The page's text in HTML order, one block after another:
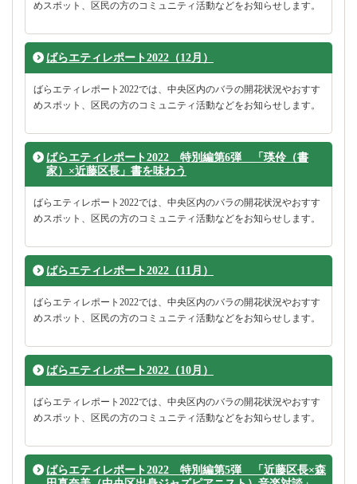
めスポット、区民の方のコミュニティ活動などをお知らせします。
ばらエティレポート2022（12月）
ばらエティレポート2022では、中央区内のバラの開花状況やおすす
めスポット、区民の方のコミュニティ活動などをお知らせします。
ばらエティレポート2022 特別編第6弾 「瑛伶（書
家）×近藤区長」書を味わう
ばらエティレポート2022では、中央区内のバラの開花状況やおすす
めスポット、区民の方のコミュニティ活動などをお知らせします。
ばらエティレポート2022（11月）
ばらエティレポート2022では、中央区内のバラの開花状況やおすす
めスポット、区民の方のコミュニティ活動などをお知らせします。
ばらエティレポート2022（10月）
ばらエティレポート2022では、中央区内のバラの開花状況やおすす
めスポット、区民の方のコミュニティ活動などをお知らせします。
ばらエティレポート2022 特別編第5弾 「近藤区長×森